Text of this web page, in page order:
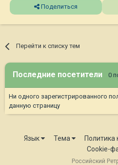
Поделиться
Перейти к списку тем
Последние посетители 0
Ни одного зарегистрированного
данную страницу
Язык Тема
Политика
Cookie-
Российский